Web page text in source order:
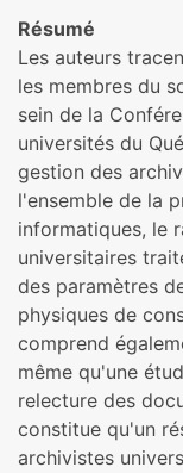
Résumé
Les auteurs
les membres du
sein de la
universités du
gestion des
l'ensemble de la
informatiques, le
universitaires
des paramètres
physiques de
comprend
même qu'une
relecture des
constitue qu'un
archivistes